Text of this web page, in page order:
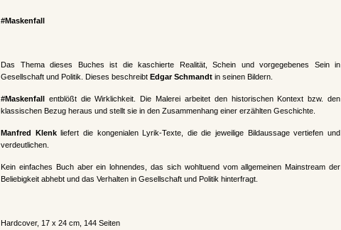
#Maskenfall
Das Thema dieses Buches ist die kaschierte Realität, Schein und vorgegebenes Sein in
Gesellschaft und Politik. Dieses beschreibt Edgar Schmandt in seinen Bildern.
#Maskenfall entblößt die Wirklichkeit. Die Malerei arbeitet den historischen Kontext bzw. den
klassischen Bezug heraus und stellt sie in den Zusammenhang einer erzählten Geschichte.
Manfred Klenkliefert die kongenialen Lyrik-Texte, die die jeweilige Bildaussage vertiefen und
verdeutlichen.
Kein einfaches Buch aber ein lohnendes, das sich wohltuend vom allgemeinen Mainstream der
Beliebigkeit abhebt und das Verhalten in Gesellschaft und Politik hinterfragt.
Hardcover, 17 x 24 cm, 144 Seiten